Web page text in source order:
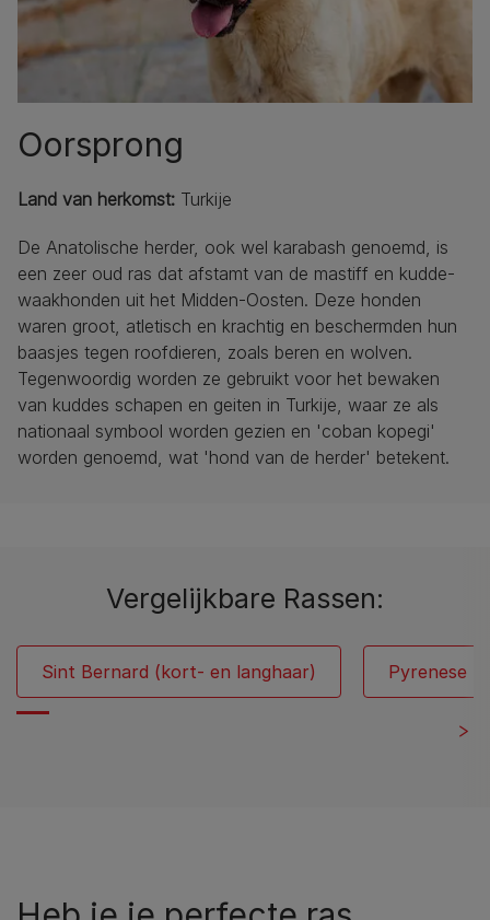
Oorsprong
Land van herkomst: Turkije
De Anatolische herder, ook wel karabash genoemd, is
een zeer oud ras dat afstamt van de mastiff en kudde-
waakhonden uit het Midden-Oosten. Deze honden
waren groot, atletisch en krachtig en beschermden hun
baasjes tegen roofdieren, zoals beren en wolven.
Tegenwoordig worden ze gebruikt voor het bewaken
van kuddes schapen en geiten in Turkije, waar ze als
nationaal symbool worden gezien en 'coban kopegi'
worden genoemd, wat 'hond van de herder' betekent.
Vergelijkbare Rassen:
Sint Bernard (kort- en langhaar) Pyrenese